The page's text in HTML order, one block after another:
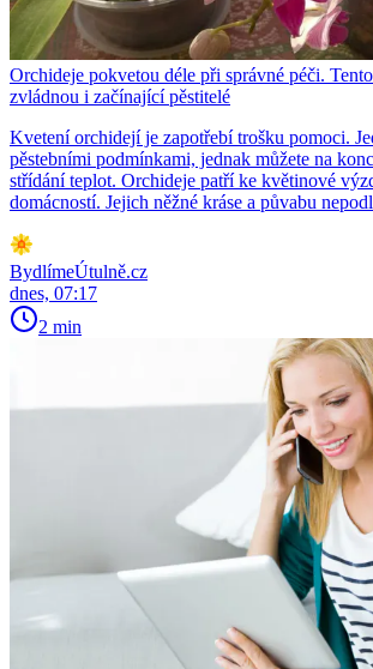
Orchideje pokvetou déle při správné péči.
zvládnou i začínající pěstitelé
Kvetení orchidejí je zapotřebí trošku pomoci.
pěstebními podmínkami, jednak můžete na
střídání teplot. Orchideje patří ke květinové
domácností. Jejich něžné kráse a půvabu
BydlímeÚtulně.cz
dnes, 07:17
2 min